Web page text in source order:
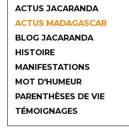
ACTUS JACARANDA
ACTUS MADAGASCAR
BLOG JACARANDA
HISTOIRE
MANIFESTATIONS
MOT D'HUMEUR
PARENTHÈSES DE VIE
TÉMOIGNAGES
JANVIER